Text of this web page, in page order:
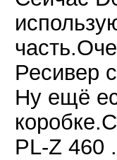
Ресивер
Ну ещё
PL-Z 460 .